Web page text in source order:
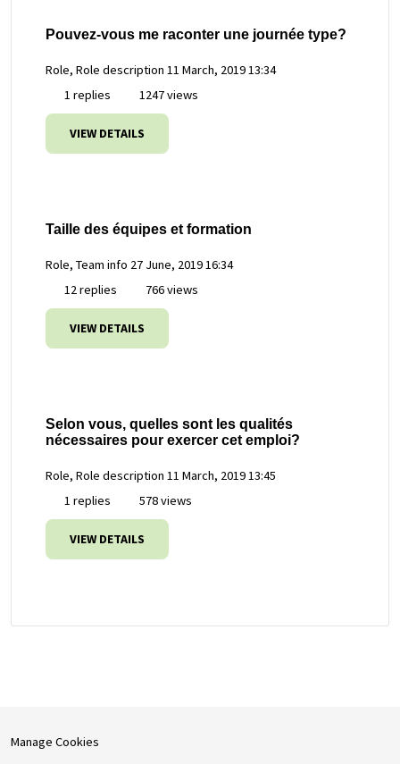
Pouvez-vous me raconter une journée type?
Role, Role description 11 March, 2019 13:34
1 replies
1247 views
VIEW DETAILS
Taille des équipes et formation
Role, Team info 27 June, 2019 16:34
12 replies
766 views
VIEW DETAILS
Selon vous, quelles sont les qualités
nécessaires pour exercer cet emploi?
Role, Role description 11 March, 2019 13:45
1 replies
578 views
VIEW DETAILS
Manage Cookies